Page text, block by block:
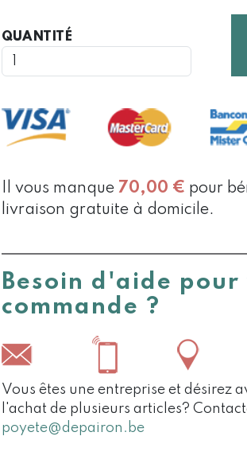
QUANTITÉ
Il vous manque 70,00 € pour
livraison gratuite à domicile.
Besoin d'aide pour
commande ?
Vous êtes une entreprise et désirez
l'achat de plusieurs articles?
poyete@depairon.be